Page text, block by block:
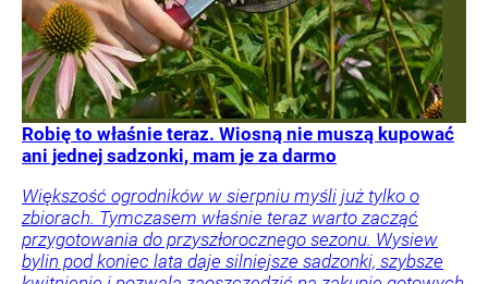
Robię to właśnie teraz. Wiosną nie muszą kupować
ani jednej sadzonki, mam je za darmo
Większość ogrodników w sierpniu myśli już tylko o
zbiorach. Tymczasem właśnie teraz warto zacząć
przygotowania do przyszłorocznego sezonu. Wysiew
bylin pod koniec lata daje silniejsze sadzonki, szybsze